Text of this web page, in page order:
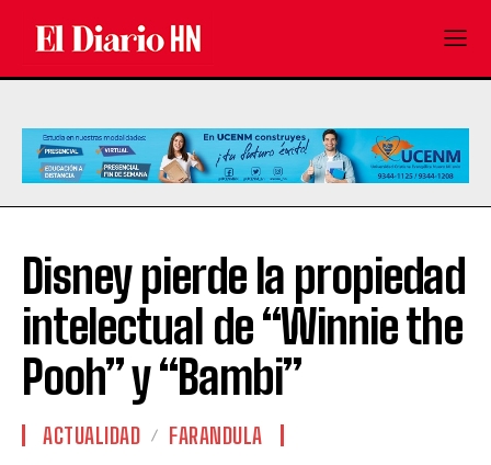
Disney pierde la propiedad
intelectual de “Winnie the
Pooh” y “Bambi”
ACTUALIDAD FARANDULA